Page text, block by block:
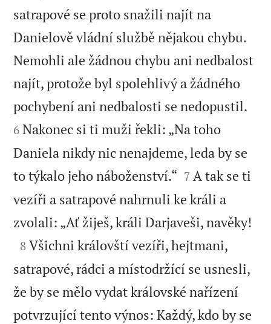
satrapové se proto snažili najít na
Danielově vládní službě nějakou chybu.
Nemohli ale žádnou chybu ani nedbalost
najít, protože byl spolehlivý a žádného
pochybení ani nedbalosti se nedopustil.
6 Nakonec si ti muži řekli: „Na toho
Daniela nikdy nic nenajdeme, leda by se
to týkalo jeho náboženství.“ 

7 A tak se ti
vezíři a satrapové nahrnuli ke králi a
zvolali: „Ať žiješ, králi Darjaveši, navěky!

8 Všichni královští vezíři, hejtmani,
satrapové, rádci a místodržící se usnesli,
že by se mělo vydat královské nařízení
potvrzující tento výnos: Každý, kdo by se